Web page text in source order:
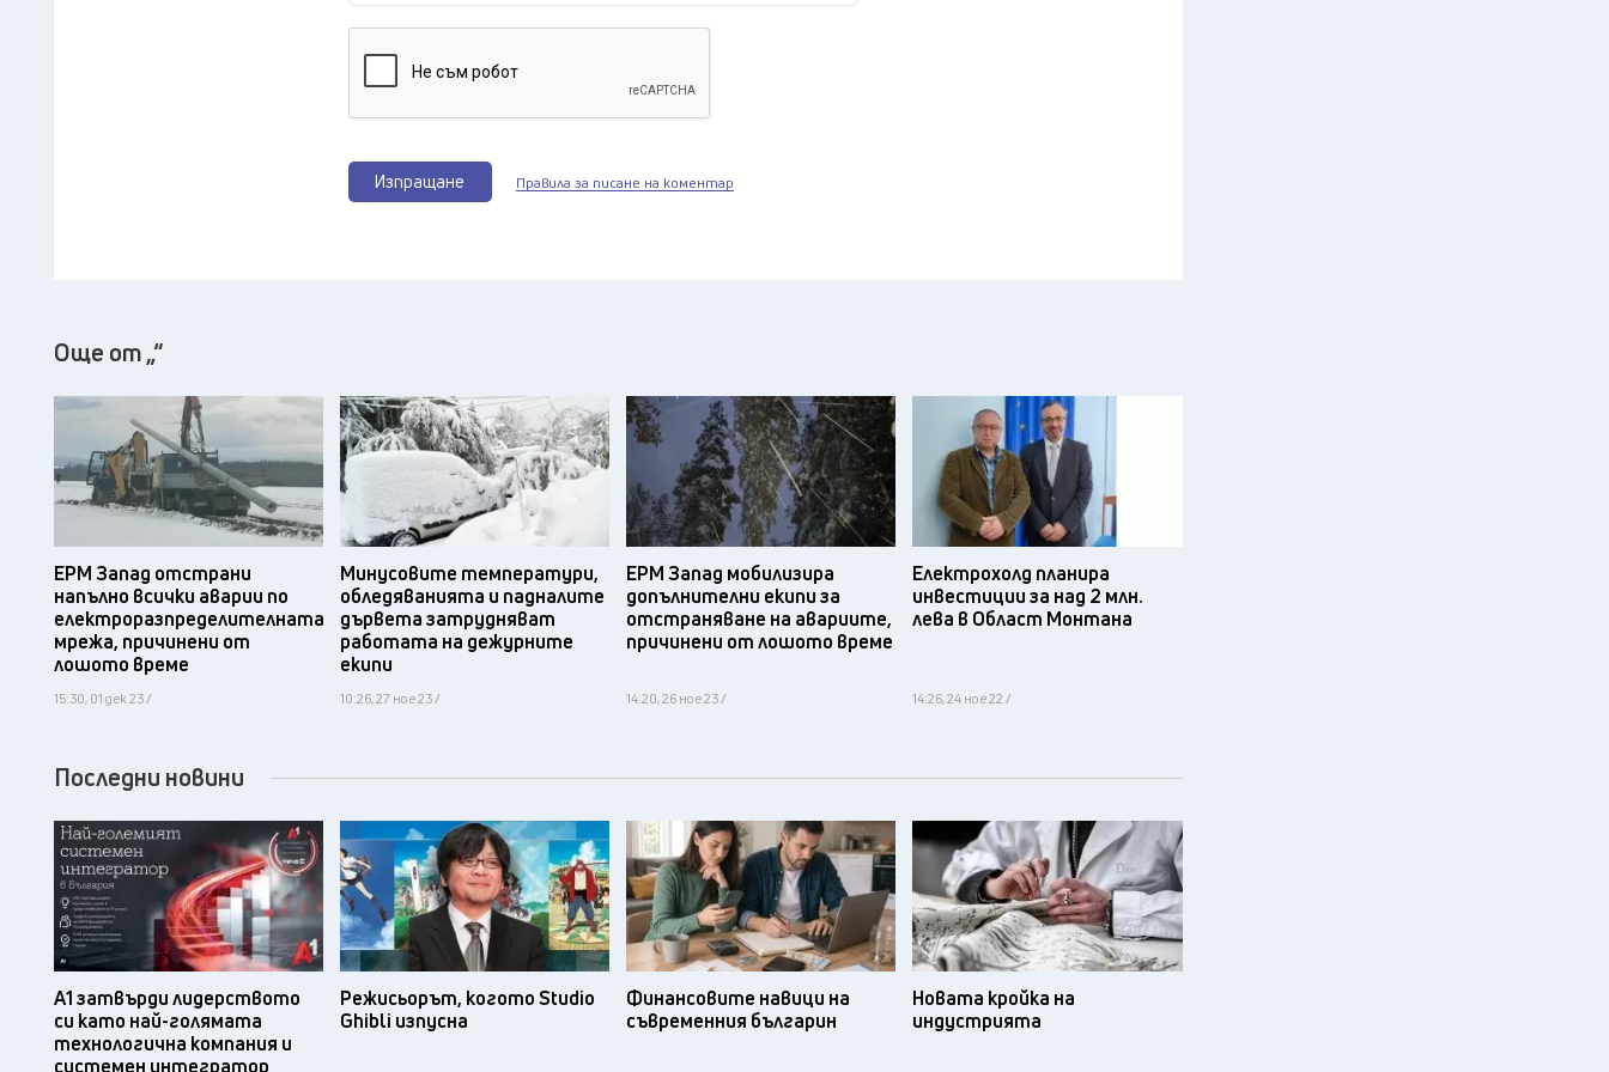
Изпращане Правила за писане на коментар
Още от „“
EРМ Запад отстрани
напълно всички аварии по
електроразпределителната
мрежа, причинени от
лошото време
15:30, 01 дек 23 /
Минусовите температури,
обледяванията и падналите
дървета затрудняват
работата на дежурните
екипи
10:26, 27 ное 23 /
ЕРМ Запад мобилизира
допълнителни екипи за
отстраняване на авариите,
причинени от лошото време
14:20, 26 ное 23 /
Електрохолд планира
инвестиции за над 2 млн.
лева в Област Монтана
14:26, 24 ное 22 /
Последни новини
А1 затвърди лидерството
си като най-голямата
технологична компания и
системен интегратор
Режисьорът, когото Studio
Ghibli изпусна
Финансовите навици на
съвременния българин
Новата кройка на
индустрията